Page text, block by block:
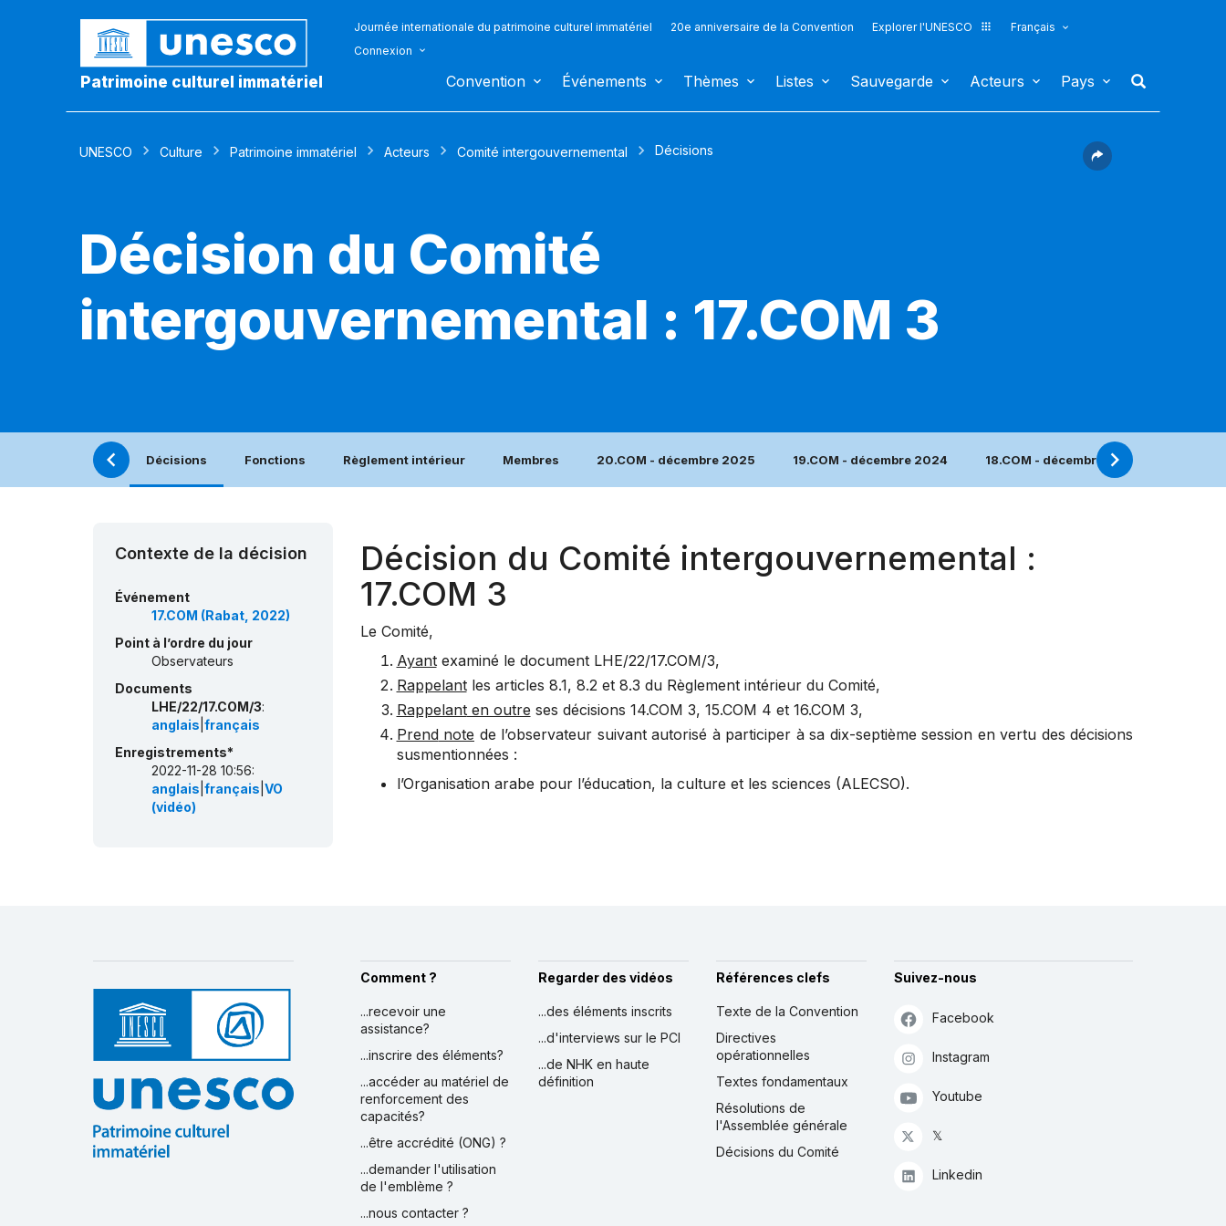
Patrimoine culturel immatériel
Journée internationale du patrimoine culturel immatériel 20e anniversaire de la Convention Explorer l'UNESCO
Français
Connexion
Convention Événements Thèmes Listes Sauvegarde Acteurs Pays
UNESCO Culture Patrimoine immatériel Acteurs Comité intergouvernemental Décisions
Décision du Comité
intergouvernemental : 17.COM 3
Décisions Fonctions Règlement intérieur Membres 20.COM - décembre 2025 19.COM - décembre 2024 18.COM - décembre 2023
Contexte de la décision
Événement
17.COM (Rabat, 2022)
Point à l’ordre du jour
Observateurs
Documents
LHE/22/17.COM/3:
anglais français
Enregistrements*
2022-11-28 10:56:
anglais français VO
(vidéo)
Décision du Comité intergouvernemental :
17.COM 3
Le Comité,
Ayantexaminé le document LHE/22/17.COM/3,
Rappelantles articles 8.1, 8.2 et 8.3 du Règlement intérieur du Comité,
Rappelanten outre ses décisions 14.COM 3, 15.COM 4 et 16.COM 3,
Prendnote de l’observateur suivant autorisé à participer à sa dix-septième session en vertu des décisions
susmentionnées :
l’Organisation arabe pour l’éducation, la culture et les sciences (ALECSO).
Comment ?
...recevoir une
assistance?
...inscrire des éléments?
...accéder au matériel de
renforcement des
capacités?
...être accrédité (ONG) ?
...demander l'utilisation
de l'emblème ?
...nous contacter ?
Regarder des vidéos
...des éléments inscrits
...d'interviews sur le PCI
...de NHK en haute
définition
Références clefs
Texte de la Convention
Directives
opérationnelles
Textes fondamentaux
Résolutions de
l'Assemblée générale
Décisions du Comité
Suivez-nous
Facebook
Instagram
Youtube
𝕏
Linkedin